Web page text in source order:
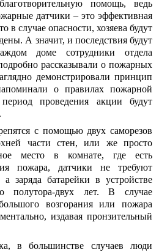
помощь, ведь
датчики – это эффективная
в случае опасности, хозяева будут
А значит, и последствия будут
доме сотрудники отдела
рассказывали о пожарных
демонстрировали принцип
о правилах пожарной
проведения акции будут
с помощью двух саморезов
части стен, или же просто
место в комнате, где есть
пожара, датчики не требуют
заряда батарейки в устройстве
полутора-двух лет. В случае
возгорания или пожара
издавая пронзительный
в большинстве случаев люди